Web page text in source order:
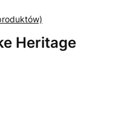
Heritage